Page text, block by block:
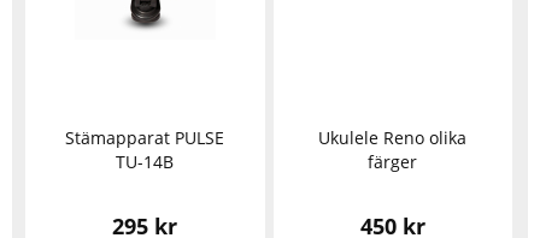
Stämapparat PULSE
TU-14B
295 kr
Ukulele Reno olika
färger
450 kr